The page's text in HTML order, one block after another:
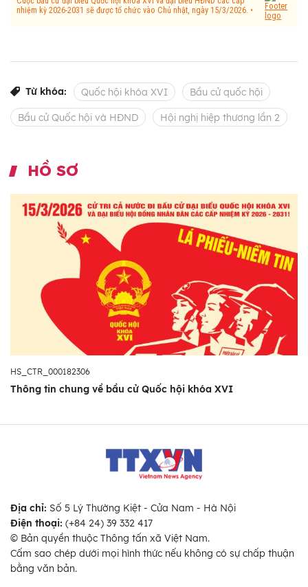
Từ khóa: Quốc hội khóa XVI Bầu cử quốc hội
Bầu cử Quốc hội và HĐND Hội nghị hiệp thương lần 2
HỒ SƠ
HS_CTR_000182306
Thông tin chung về bầu cử Quốc hội khóa XVI
Địa chỉ: Số 5 Lý Thường Kiệt - Cửa Nam - Hà Nội
Điện thoại: (+84 24) 39 332 417
© Bản quyền thuộc Thông tấn xã Việt Nam.
Cấm sao chép dưới mọi hình thức nếu không có sự chấp thuận
bằng văn bản.